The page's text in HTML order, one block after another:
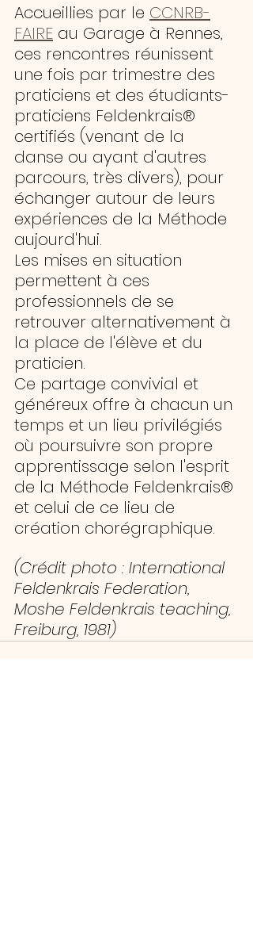
Accueillies par le CCNRB-
FAIRE au Garage à Rennes,
ces rencontres réunissent
une fois par trimestre des
praticiens et des étudiants-
praticiens Feldenkrais®
certifiés (venant de la
danse ou ayant d'autres
parcours, très divers), pour
échanger autour de leurs
expériences de la Méthode
aujourd'hui.
Les mises en situation
permettent à ces
professionnels de se
retrouver alternativement à
la place de l'élève et du
praticien.
Ce partage convivial et
généreux offre à chacun un
temps et un lieu privilégiés
où poursuivre son propre
apprentissage selon l'esprit
de la Méthode Feldenkrais®
et celui de ce lieu de
création chorégraphique.
(Crédit photo : International
Feldenkrais Federation,
Moshe Feldenkrais teaching,
Freiburg, 1981)